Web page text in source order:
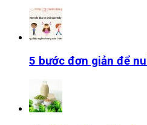
5 bước đơn giản để